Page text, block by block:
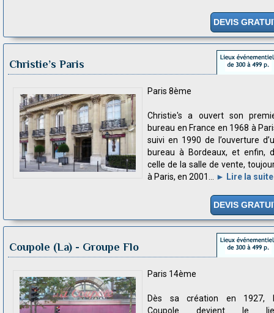
DEVIS
Christie’s Paris
Paris 8ème
Christie's a ouvert son
bureau en France en 1968 à
suivi en 1990 de l’ouverture
bureau à Bordeaux, et enfin,
celle de la salle de vente,
à Paris, en 2001...
► Lire la
DEVIS
Coupole (La) - Groupe Flo
Paris 14ème
Dès sa création en 1927,
Coupole devient le